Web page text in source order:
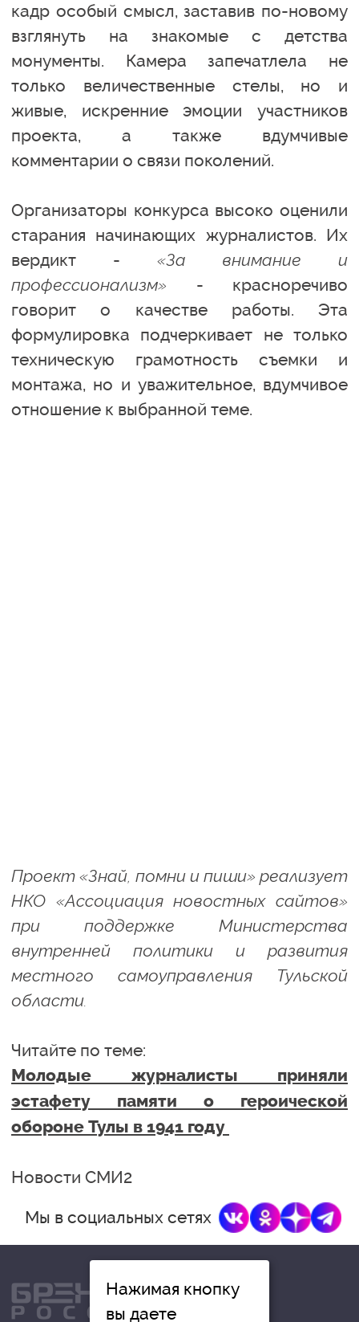
кадр особый смысл, заставив по-новому
взглянуть на знакомые с детства
монументы. Камера запечатлела не
только величественные стелы, но и
живые, искренние эмоции участников
проекта, а также вдумчивые
комментарии о связи поколений.
Организаторы конкурса высоко оценили
старания начинающих журналистов. Их
вердикт - «За внимание и
профессионализм» - красноречиво
говорит о качестве работы. Эта
формулировка подчеркивает не только
техническую грамотность съемки и
монтажа, но и уважительное, вдумчивое
отношение к выбранной теме.
Проект «Знай, помни и пиши» реализует
НКО «Ассоциация новостных сайтов»
при поддержке Министерства
внутренней политики и развития
местного самоуправления Тульской
области.
Читайте по теме:
Молодые журналисты приняли
эстафету памяти о героической
обороне Тулы в 1941 году
Новости СМИ2
Мы в социальных сетях
Нажимая кнопку
вы даете